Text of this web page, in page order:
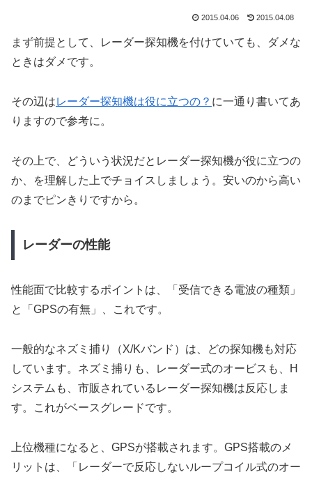
2015.04.06 2015.04.08
まず前提として、レーダー探知機を付けていても、ダメな
ときはダメです。
その辺はレーダー探知機は役に立つの？ に一通り書いてあ
りますので参考に。
その上で、どういう状況だとレーダー探知機が役に立つの
か、を理解した上でチョイスしましょう。安いのから高い
のまでピンきりですから。
レーダーの性能
性能面で比較するポイントは、「受信できる電波の種類」
と「GPSの有無」、これです。
一般的なネズミ捕り（X/Kバンド）は、どの探知機も対応
しています。ネズミ捕りも、レーダー式のオービスも、H
システムも、市販されているレーダー探知機は反応しま
す。これがベースグレードです。
上位機種になると、GPSが搭載されます。GPS搭載のメ
リットは、「レーダーで反応しないループコイル式のオー